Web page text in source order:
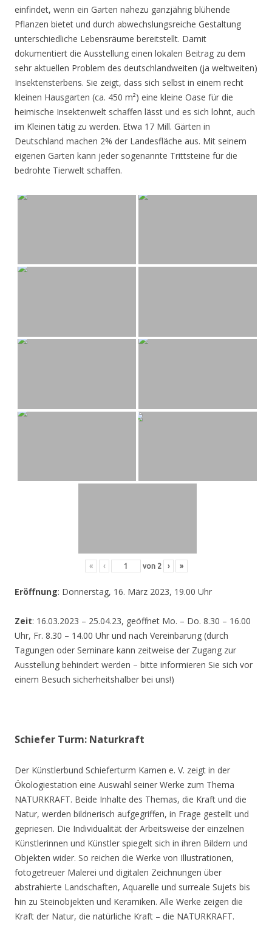
einfindet, wenn ein Garten nahezu ganzjährig blühende
Pflanzen bietet und durch abwechslungsreiche Gestaltung
unterschiedliche Lebensräume bereitstellt. Damit
dokumentiert die Ausstellung einen lokalen Beitrag zu dem
sehr aktuellen Problem des deutschlandweiten (ja weltweiten)
Insektensterbens. Sie zeigt, dass sich selbst in einem recht
kleinen Hausgarten (ca. 450 m²) eine kleine Oase für die
heimische Insektenwelt schaffen lässt und es sich lohnt, auch
im Kleinen tätig zu werden. Etwa 17 Mill. Gärten in
Deutschland machen 2% der Landesfläche aus. Mit seinem
eigenen Garten kann jeder sogenannte Trittsteine für die
bedrohte Tierwelt schaffen.
« ‹ von 2 › »
Eröffnung: Donnerstag, 16. März 2023, 19.00 Uhr
Zeit: 16.03.2023 – 25.04.23, geöffnet Mo. – Do. 8.30 – 16.00
Uhr, Fr. 8.30 – 14.00 Uhr und nach Vereinbarung (durch
Tagungen oder Seminare kann zeitweise der Zugang zur
Ausstellung behindert werden – bitte informieren Sie sich vor
einem Besuch sicherheitshalber bei uns!)
Schiefer Turm: Naturkraft
Der Künstlerbund Schieferturm Kamen e. V. zeigt in der
Ökologiestation eine Auswahl seiner Werke zum Thema
NATURKRAFT. Beide Inhalte des Themas, die Kraft und die
Natur, werden bildnerisch aufgegriffen, in Frage gestellt und
gepriesen. Die Individualität der Arbeitsweise der einzelnen
Künstlerinnen und Künstler spiegelt sich in ihren Bildern und
Objekten wider. So reichen die Werke von Illustrationen,
fotogetreuer Malerei und digitalen Zeichnungen über
abstrahierte Landschaften, Aquarelle und surreale Sujets bis
hin zu Steinobjekten und Keramiken. Alle Werke zeigen die
Kraft der Natur, die natürliche Kraft – die NATURKRAFT.